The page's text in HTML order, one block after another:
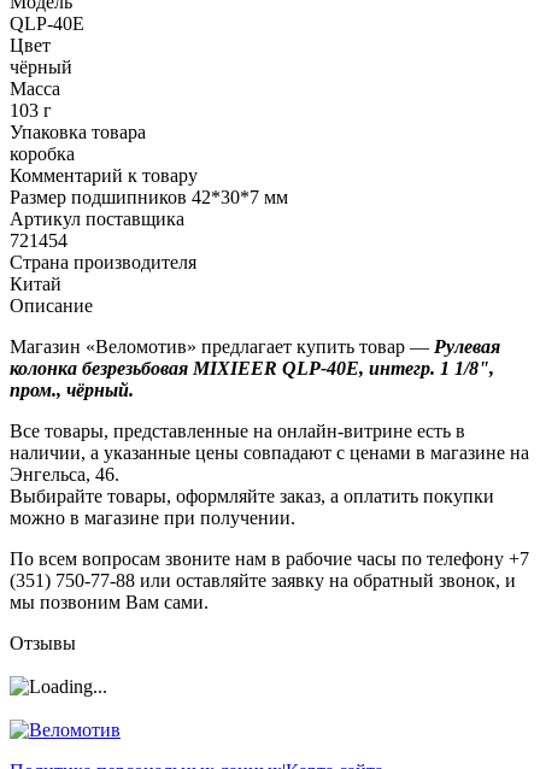
QLP-40E
Цвет
чёрный
Масса
103 г
Упаковка товара
коробка
Комментарий к товару
Размер подшипников 42*30*7 мм
Артикул поставщика
721454
Страна производителя
Китай
Описание
Магазин «Веломотив» предлагает купить товар — Рулевая
колонка безрезьбовая MIXIEER QLP-40E, интегр. 1 1/8",
пром., чёрный.
Все товары, представленные на онлайн-витрине есть в
наличии, а указанные цены совпадают с ценами в магазине на
Энгельса, 46.
Выбирайте товары, оформляйте заказ, а оплатить покупки
можно в магазине при получении.
По всем вопросам звоните нам в рабочие часы по телефону +7
(351) 750-77-88 или оставляйте заявку на обратный звонок, и
мы позвоним Вам сами.
Отзывы